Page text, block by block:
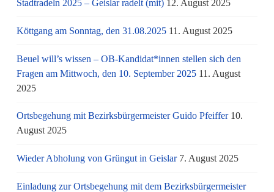
Stadtradeln 2025 – Geislar radelt (mit) 12. August 2025
Köttgang am Sonntag, den 31.08.2025 11. August 2025
Beuel will’s wissen – OB-Kandidat*innen stellen sich den
Fragen am Mittwoch, den 10. September 2025 11. August
2025
Ortsbegehung mit Bezirksbürgermeister Guido Pfeiffer 10.
August 2025
Wieder Abholung von Grüngut in Geislar 7. August 2025
Einladung zur Ortsbegehung mit dem Bezirksbürgermeister